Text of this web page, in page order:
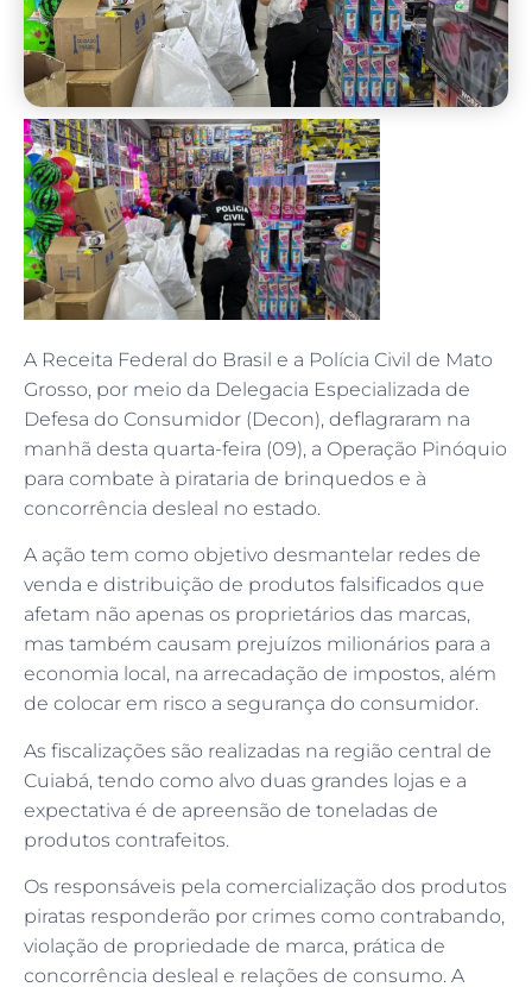
A Receita Federal do Brasil e a Polícia Civil de Mato
Grosso, por meio da Delegacia Especializada de
Defesa do Consumidor (Decon), deflagraram na
manhã desta quarta-feira (09), a Operação Pinóquio
para combate à pirataria de brinquedos e à
concorrência desleal no estado.
A ação tem como objetivo desmantelar redes de
venda e distribuição de produtos falsificados que
afetam não apenas os proprietários das marcas,
mas também causam prejuízos milionários para a
economia local, na arrecadação de impostos, além
de colocar em risco a segurança do consumidor.
As fiscalizações são realizadas na região central de
Cuiabá, tendo como alvo duas grandes lojas e a
expectativa é de apreensão de toneladas de
produtos contrafeitos.
Os responsáveis pela comercialização dos produtos
piratas responderão por crimes como contrabando,
violação de propriedade de marca, prática de
concorrência desleal e relações de consumo. A